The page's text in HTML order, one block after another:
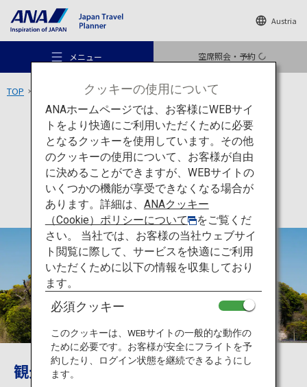
Austria
メニュー 空席照会・予約
おすすめの旅
旅のアイデア
行き先
旅のお役立ち情報
ANA サービス
TOP 唐津城
文化 佐賀
唐津城
観光唐津のシンボル
クッキーの使用について
ANAホームページでは、お客様にWEBサイ
トをより快適にご利用いただくために必要
となるクッキーを使用しています。その他
のクッキーの使用について、お客様が自由
に決めることができますが、WEBサイトの
いくつかの機能が享受できなくなる場合が
あります。詳細は、 ANAクッキー
（Cookie）ポリシーについて
をご覧くだ
さい。 当社では、お客様の当社ウェブサイ
ト閲覧に際して、サービスを快適にご利用
いただくために以下の情報を収集しており
ます。
必須クッキー
このクッキーは、WEBサイトの一般的な動作の
ために必要です。お客様が安全にフライトを予
約したり、ログイン状態を継続できるようにし
ます。